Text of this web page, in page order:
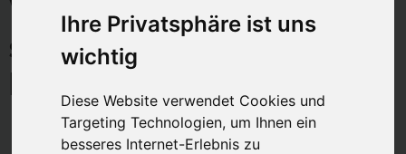
Ihre Privatsphäre ist uns
wichtig
Diese Website verwendet Cookies und
Targeting Technologien, um Ihnen ein
besseres Internet-Erlebnis zu
besten
Anbieter
Warum die Preise
steigen und wie sich der
Markt verändert